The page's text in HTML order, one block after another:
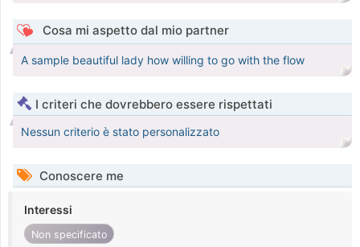
Cosa mi aspetto dal mio partner
A sample beautiful lady how willing to go with the flow
I criteri che dovrebbero essere rispettati
Nessun criterio è stato personalizzato
Conoscere me
Interessi
Non specificato